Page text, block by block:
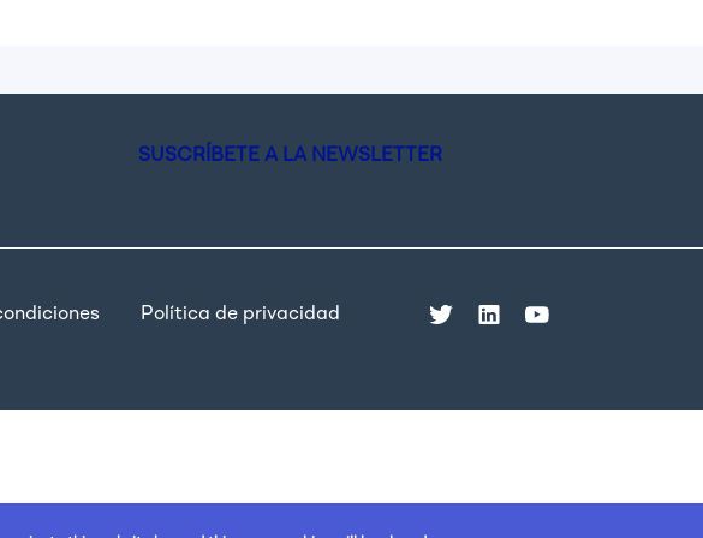
SUSCRÍBETE A LA NEWSLETTER
Política de privacidad